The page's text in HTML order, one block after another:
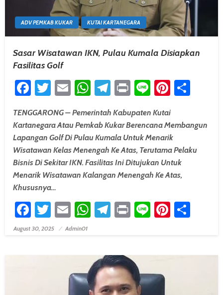
ADV PEMKAB KUKAR KUTAI KARTANEGARA
Sasar Wisatawan IKN, Pulau Kumala Disiapkan
Fasilitas Golf
Facebook
Twitter
EmailWhatsApp
Telegram
PrintLine
TENGGARONG – Pemerintah Kabupaten Kutai
Kartanegara Atau Pemkab Kukar Berencana Membangun
Lapangan Golf Di Pulau Kumala Untuk Menarik
Wisatawan Kelas Menengah Ke Atas, Terutama Pelaku
Bisnis Di Sekitar IKN. Fasilitas Ini Ditujukan Untuk
Menarik Wisatawan Kalangan Menengah Ke Atas,
Khususnya…
Facebook
Twitter
EmailWhatsApp
Telegram
PrintLine
Posted On
August 30, 2025 Admin01